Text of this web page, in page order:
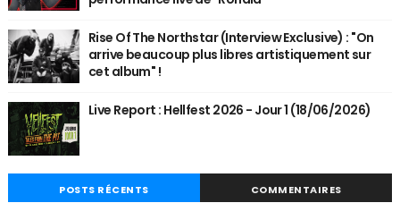
Rise Of The Northstar (Interview Exclusive) : "On
arrive beaucoup plus libres artistiquement sur
cet album" !
Live Report : Hellfest 2026 - Jour 1 (18/06/2026)
POSTS RÉCENTS COMMENTAIRES